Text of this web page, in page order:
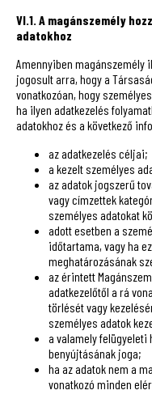
VI.1. A magánszemély
adatokhoz
Amennyiben magánszemély
jogosult arra, hogy a
vonatkozóan, hogy
ha ilyen adatkezelés
adatokhoz és a következő
az adatkezelés céljai;
a kezelt személyes
az adatok jogszerű
vagy címzettek
személyes adatokat
adott esetben a
időtartama, vagy ha
meghatározásának
az érintett
adatkezelőtől a rá
törlését vagy
személyes adatok
a valamely felügyeleti
benyújtásának joga;
ha az adatok nem a
vonatkozó minden